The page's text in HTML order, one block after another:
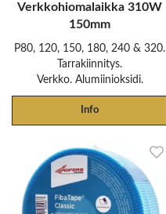
Verkkohiomalaikka 310W
150mm
P80, 120, 150, 180, 240 & 320.
Tarrakiinnitys.
Verkko. Alumiinioksidi.
Info